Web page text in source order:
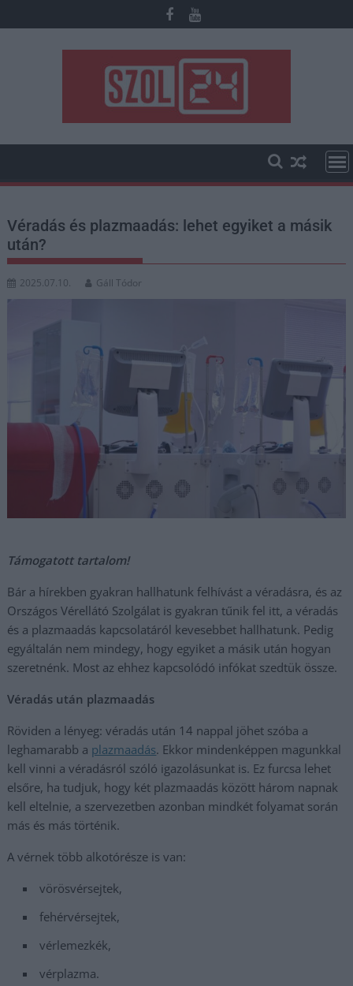
to
Véradás és plazmaadás: lehet egyiket a másik
után?
2025.07.10. Gáll Tódor
Támogatott tartalom!
Bár a hírekben gyakran hallhatunk felhívást a véradásra, és az
Országos Vérellátó Szolgálat is gyakran tűnik fel itt, a véradás
és a plazmaadás kapcsolatáról kevesebbet hallhatunk. Pedig
egyáltalán nem mindegy, hogy egyiket a másik után hogyan
szeretnénk. Most az ehhez kapcsolódó infókat szedtük össze.
Véradás után plazmaadás
Röviden a lényeg: véradás után 14 nappal jöhet szóba a
leghamarabb a plazmaadás. Ekkor mindenképpen magunkkal
kell vinni a véradásról szóló igazolásunkat is. Ez furcsa lehet
elsőre, ha tudjuk, hogy két plazmaadás között három napnak
kell eltelnie, a szervezetben azonban mindkét folyamat során
más és más történik.
A vérnek több alkotórésze is van:
vörösvérsejtek,
fehérvérsejtek,
vérlemezkék,
vérplazma.